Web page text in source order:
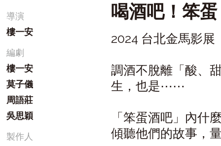
導演
樓一安
編劇
樓一安
莫子儀
周語莊
吳思穎
製作人
喝酒吧！笨蛋
2024 台北金馬影展
調酒不脫離「酸、
生，也是⋯⋯
「笨蛋酒吧」內什
傾聽他們的故事，